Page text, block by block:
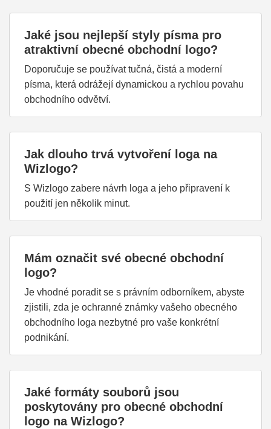
Jaké jsou nejlepší styly písma pro
atraktivní obecné obchodní logo?
Doporučuje se používat tučná, čistá a moderní
písma, která odrážejí dynamickou a rychlou povahu
obchodního odvětví.
Jak dlouho trvá vytvoření loga na
Wizlogo?
S Wizlogo zabere návrh loga a jeho připravení k
použití jen několik minut.
Mám označit své obecné obchodní
logo?
Je vhodné poradit se s právním odborníkem, abyste
zjistili, zda je ochranné známky vašeho obecného
obchodního loga nezbytné pro vaše konkrétní
podnikání.
Jaké formáty souborů jsou
poskytovány pro obecné obchodní
logo na Wizlogo?